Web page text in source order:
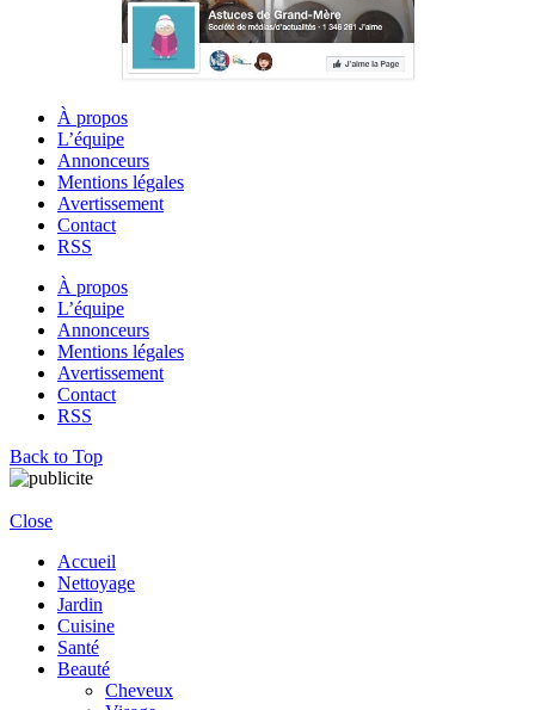
À propos
L’équipe
Annonceurs
Mentions légales
Avertissement
Contact
RSS
À propos
L’équipe
Annonceurs
Mentions légales
Avertissement
Contact
RSS
Back to Top
Close
Accueil
Nettoyage
Jardin
Cuisine
Santé
Beauté
Cheveux